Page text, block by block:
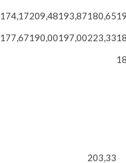
174,17209,48193,87180,65
177,67190,00197,00223,33
203,33